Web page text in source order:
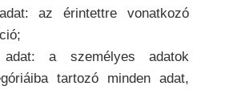
az érintettre vonatkozó
a személyes adatok
tartozó minden adat,